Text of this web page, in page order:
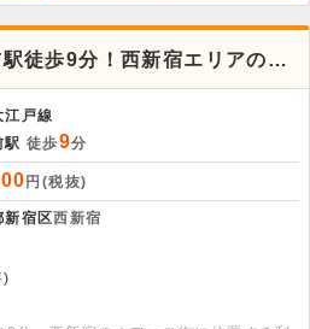
徒歩9分！西新宿エリアの2
江戸線
駅 徒歩9分
円(税抜)
新宿区西新宿
)